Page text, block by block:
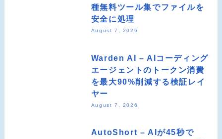
種無料ツール集でファイルを
安全に処理
August 7, 2026
Warden AI – AIコーディング
エージェントのトークン消費
を最大90%削減する検証レイ
ヤー
August 7, 2026
AutoShort – AIが45秒で